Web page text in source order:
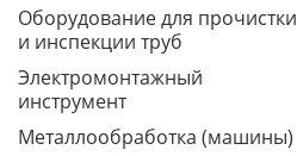
Оборудование для прочистки
и инспекции труб
Электромонтажный
инструмент
Металлообработка (машины)